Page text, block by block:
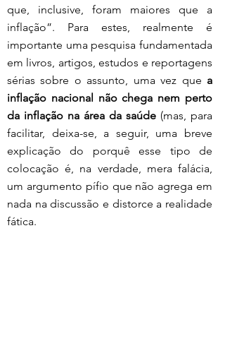
que, inclusive, foram maiores que a
inflação”. Para estes, realmente é
importante uma pesquisa fundamentada
em livros, artigos, estudos e reportagens
sérias sobre o assunto, uma vez que a
inflação nacional não chega nem perto
da inflação na área da saúde (mas, para
facilitar, deixa-se, a seguir, uma breve
explicação do porquê esse tipo de
colocação é, na verdade, mera falácia,
um argumento pífio que não agrega em
nada na discussão e distorce a realidade
fática.